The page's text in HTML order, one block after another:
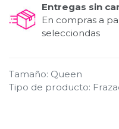
Entregas sin
En compras a
selecciondas
Tamaño: Queen
Tipo de producto: